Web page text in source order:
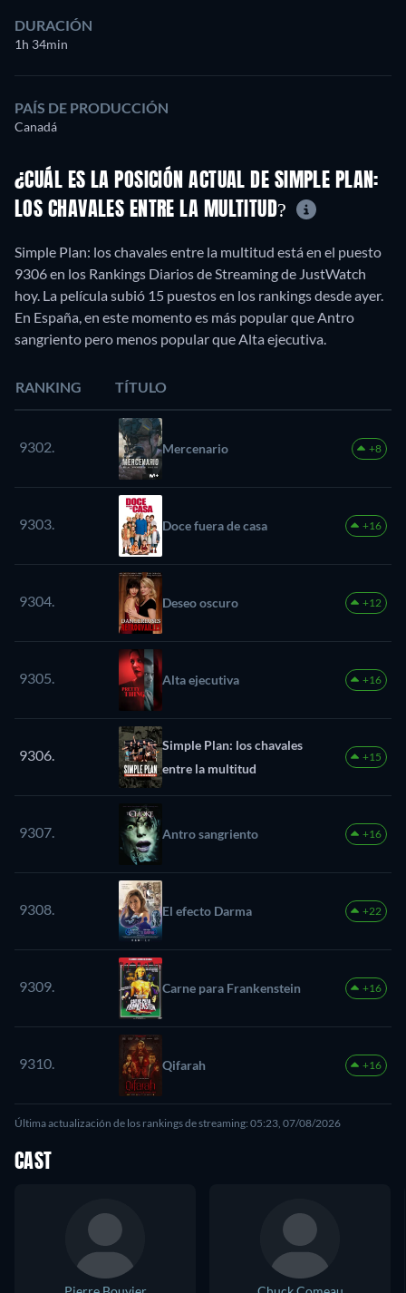
DURACIÓN
1h 34min
PAÍS DE PRODUCCIÓN
Canadá
¿CUÁL ES LA POSICIÓN ACTUAL DE SIMPLE PLAN:
LOS CHAVALES ENTRE LA MULTITUD?
Simple Plan: los chavales entre la multitud está en el puesto
9306 en los Rankings Diarios de Streaming de JustWatch
hoy. La película subió 15 puestos en los rankings desde ayer.
En España, en este momento es más popular que Antro
sangriento pero menos popular que Alta ejecutiva.
RANKING TÍTULO
9302. Mercenario +8
9303. Doce fuera de casa +16
9304. Deseo oscuro +12
9305. Alta ejecutiva +16
9306.
Simple Plan: los chavales
entre la multitud
+15
9307. Antro sangriento +16
9308. El efecto Darma +22
9309. Carne para Frankenstein +16
9310. Qifarah +16
Última actualización de los rankings de streaming: 05:23, 07/08/2026
CAST